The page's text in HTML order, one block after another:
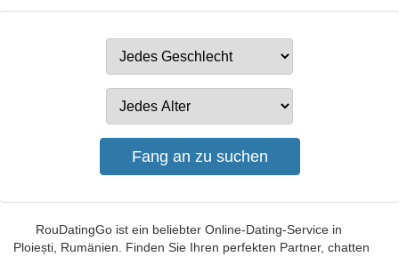
RouDatingGo ist ein beliebter Online-Dating-Service in
Ploiești, Rumänien. Finden Sie Ihren perfekten Partner, chatten